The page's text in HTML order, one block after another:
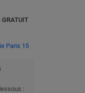
GRATUIT
Paris 15
: